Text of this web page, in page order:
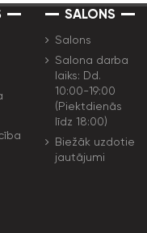
SALONS
Salons
Salona darba
laiks: Dd.
10:00-19:00
(Piektdienās
līdz 18:00)
Biežāk uzdotie
jautājumi